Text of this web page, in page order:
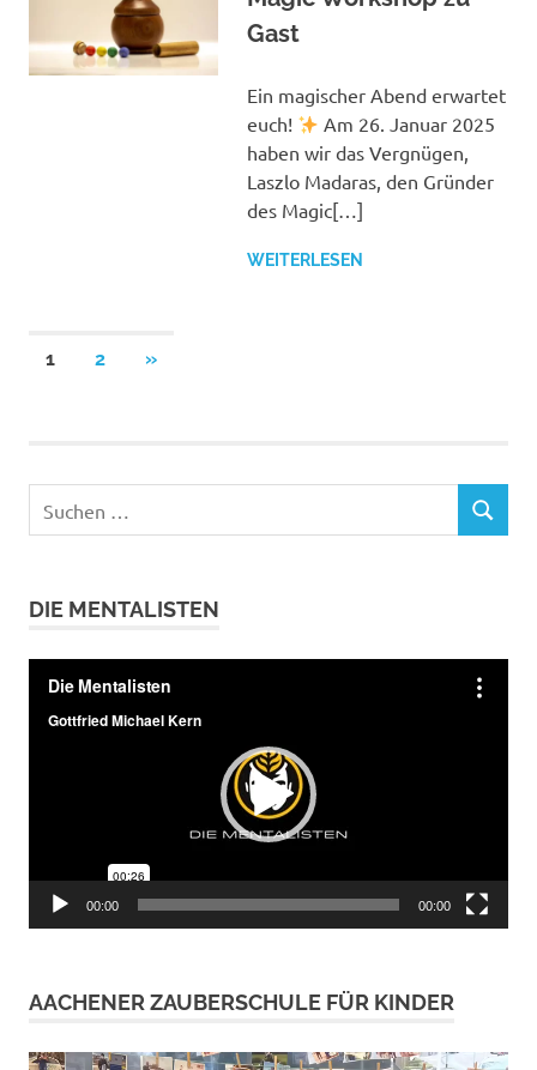
Gast
Ein magischer Abend erwartet
euch!
Am 26. Januar 2025
haben wir das Vergnügen,
Laszlo Madaras, den Gründer
des Magic[…]
WEITERLESEN
Seitennummerierung
1 2
NÄCHSTE
»
nach:
SUCHEN
DIE MENTALISTEN
00:00 00:00
AACHENER ZAUBERSCHULE FÜR KINDER